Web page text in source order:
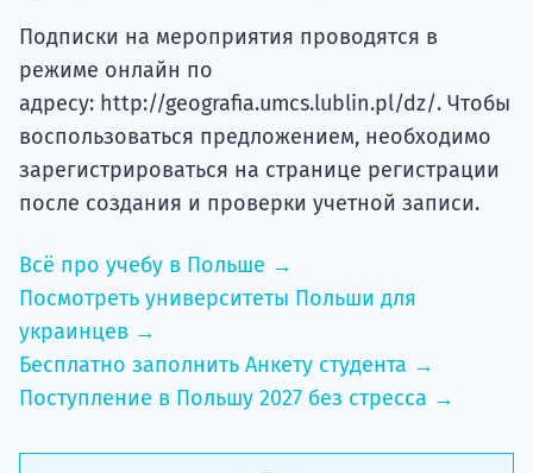
Подписки на мероприятия проводятся в
режиме онлайн по
адресу: http://geografia.umcs.lublin.pl/dz/. Чтобы
воспользоваться предложением, необходимо
зарегистрироваться на странице регистрации
после создания и проверки учетной записи.
Всё про учебу в Польше →
Посмотреть университеты Польши для
украинцев →
Бесплатно заполнить Анкету студента →
Поступление в Польшу 2027 без стресса →